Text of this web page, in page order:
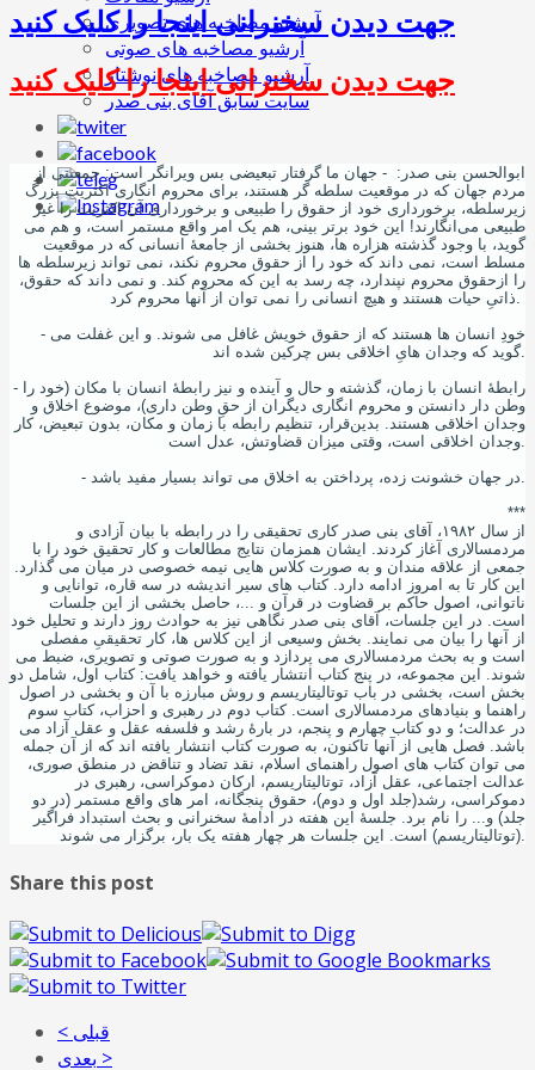
آرشیو مصاخبه های تصویری
آرشیو مصاخبه های صوتی
آرشیو مصاخبه های نوشتار
سایت سابق آقای بنی صدر
جهت دیدن سخنرانی اینجا را کلیک کنید
جهت دیدن سخنرانی اینجا را کلیک کنید
ابوالحسن بنی صدر: - جهان ما گرفتار تبعیضی بس ویرانگر‌ است: جمعیتی از
مردم جهان که در موقعیت سلطه ‌گر هستند، برای محروم انگاری اکثریت بزرگ
زیرسلطه، برخورداری خود از حقوق را طبیعی و برخورداری آن اکثریت را غیر
طبیعی می‌انگارند! این خود برتر بینی، هم یک امر واقع مستمر است، و هم می
‌گوید، با وجود گذشته هزاره‌ ها، هنوز بخشی از جامعۀ انسانی که در موقعیت
مسلط است، نمی ‌داند که خود را از حقوق محروم نکند، نمی ‌تواند زیرسلطه ‌ها
را ازحقوق محروم نپندارد، چه رسد به این که محروم کند. و نمی ‌داند که حقوق،
- خودِ انسان ها هستند که از حقوق خویش غافل می ‌شوند. و این غفلت می
‌گوید که وجدان هایِ اخلاقی بس چرکین شده‌ اند.
- رابطۀ انسان با زمان، گذشته و حال و آینده و نیز رابطۀ انسان با مکان (خود را
وطن‌ دار دانستن و محروم انگاری دیگران از حقِ وطن ‌داری)، موضوع اخلاق و
وجدان اخلاقی هستند. بدین‌قرار، تنظیم رابطه با زمان و مکان، بدون تبعیض، کار
***
از سال ۱۹۸۲، آقای بنی صدر کاری تحقیقی را در رابطه با بیان آزادی و
مردمسالاری آغاز کردند. ایشان همزمان نتایج مطالعات و کار تحقیق خود را با
جمعی از علاقه مندان و به صورت کلاس هایی نیمه خصوصی در میان می گذارد.
این کار تا به امروز ادامه دارد. کتاب های سیر اندیشه در سه قاره، توانایی و
ناتوانی، اصول حاکم بر قضاوت در قرآن و ...، حاصل بخشی از این جلسات
است. در این جلسات، آقای بنی صدر نگاهی نیز به حوادث روز دارند و تحلیل خود
از آنها را بیان می نمایند. بخش وسیعی از این کلاس ها، کار تحقیقیِ مفصلی
است و به بحث مردمسالاری می پردازد و به صورت صوتی و تصویری، ضبط می
شوند. این مجموعه، در پنج کتاب انتشار یافته و خواهد یافت: کتاب اول، شامل دو
بخش است، بخشی در باب توتالیتاریسم و روش مبارزه با آن و بخشی در اصول
راهنما و بنیادهای مردمسالاری است. کتاب دوم در رهبری و احزاب، کتاب سوم
در عدالت؛ و دو کتاب چهارم و پنجم، در بارۀ رشد و فلسفه عقل و عقل آزاد می
باشد. فصل هایی از آنها تاکنون، به صورت کتاب انتشار یافته اند که از آن جمله
می توان کتاب های اصول راهنمای اسلام، نقد تضاد و تناقض در منطق صوری،
عدالت اجتماعی، عقل آزاد، توتالیتاریسم، ارکان دموکراسی، رهبری در
دموکراسی، رشد(جلد اول و دوم)، حقوق پنجگانه، امر های واقع مستمر (در دو
جلد) و... را نام برد. جلسۀ این هفته در ادامۀ سخنرانی و بحث استبداد فراگیر
Share this post
< قبلی
بعدی >